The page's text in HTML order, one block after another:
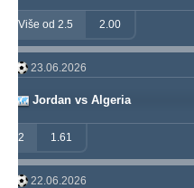
Više od 2.5 2.00
23.06.2026
Jordan vs Algeria
2 1.61
22.06.2026